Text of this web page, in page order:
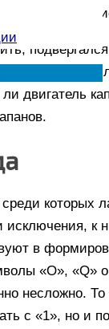
в вопросах
любого
двигатель
которых
к
в
«O», «Q»
несложно.
с «1», но и